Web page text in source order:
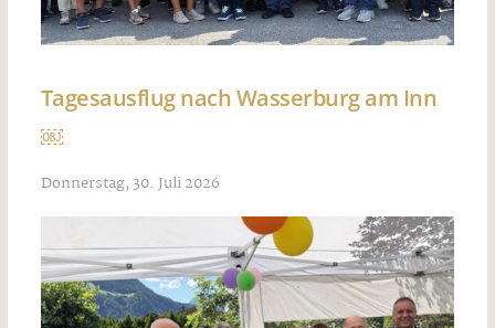
Tagesausflug nach Wasserburg am Inn
￼
Donnerstag, 30. Juli 2026